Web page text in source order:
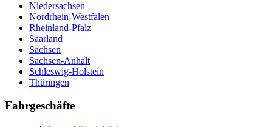
Niedersachsen
Nordrhein-Westfalen
Rheinland-Pfalz
Saarland
Sachsen
Sachsen-Anhalt
Schleswig-Holstein
Thüringen
Fahrgeschäfte